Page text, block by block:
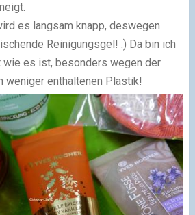
es langsam knapp, deswegen
Reinigungsgel! :) Da bin ich
wie es ist, besonders wegen der
weniger enthaltenen Plastik!